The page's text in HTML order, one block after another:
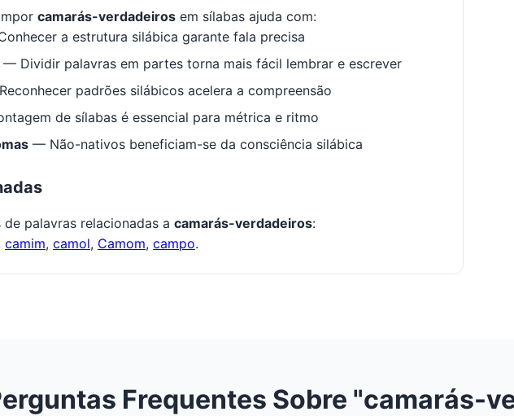
camarás-verdadeiros em sílabas ajuda com:
a estrutura silábica garante fala precisa
— Dividir palavras em partes torna mais fácil lembrar e escrever
padrões silábicos acelera a compreensão
de sílabas é essencial para métrica e ritmo
— Não-nativos beneficiam-se da consciência silábica
palavras relacionadas a camarás-verdadeiros:
camim, camol, Camom, campo.
Frequentes Sobre "camarás-